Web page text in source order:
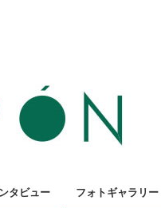
タビュー フォトギャラリー